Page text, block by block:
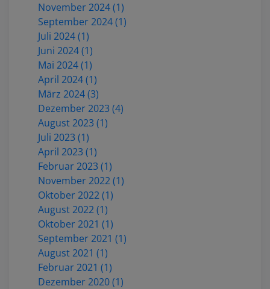
November 2024 (1)
September 2024 (1)
Juli 2024 (1)
Juni 2024 (1)
Mai 2024 (1)
April 2024 (1)
März 2024 (3)
Dezember 2023 (4)
August 2023 (1)
Juli 2023 (1)
April 2023 (1)
Februar 2023 (1)
November 2022 (1)
Oktober 2022 (1)
August 2022 (1)
Oktober 2021 (1)
September 2021 (1)
August 2021 (1)
Februar 2021 (1)
Dezember 2020 (1)